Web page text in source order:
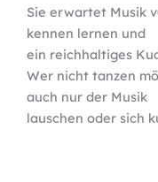
Sie erwartet Musik
kennen lernen und
ein reichhaltiges
Wer nicht tanzen
auch nur der Musik
lauschen oder sich